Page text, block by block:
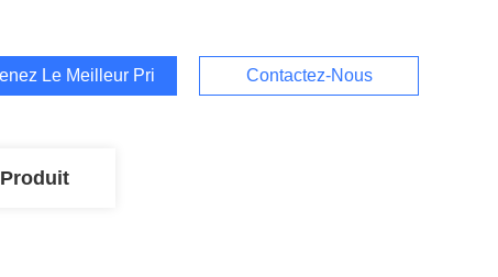
Le Meilleur Prix Contactez-Nous